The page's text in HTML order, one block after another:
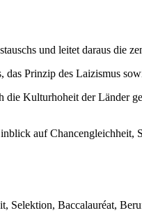
und leitet daraus die
Prinzip des Laizismus
Kulturhoheit der Länder
auf Chancengleichheit,
Selektion, Baccalauréat,